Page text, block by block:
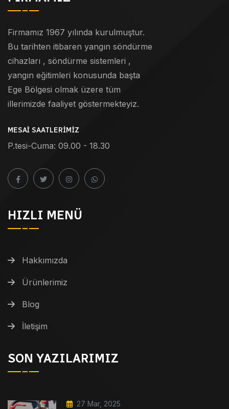
Firmamız 1967 yılında kurulmuştur.
Bu tarihten itibaren yangın söndürme
cihazları , söndürme sistemleri ,
yangın eğitimleri konusunda başta
Ege Bölgesi olmak üzere tüm
illerimizde faaliyet göstermekteyiz.
MESAI SAATLERIMIZ
P.tesi-Cuma: 09.00 - 18.30
HIZLI MENÜ
Hakkımızda
Ürünlerimiz
Blog
İletişim
SON YAZILARIMIZ
27 Mar, 2025